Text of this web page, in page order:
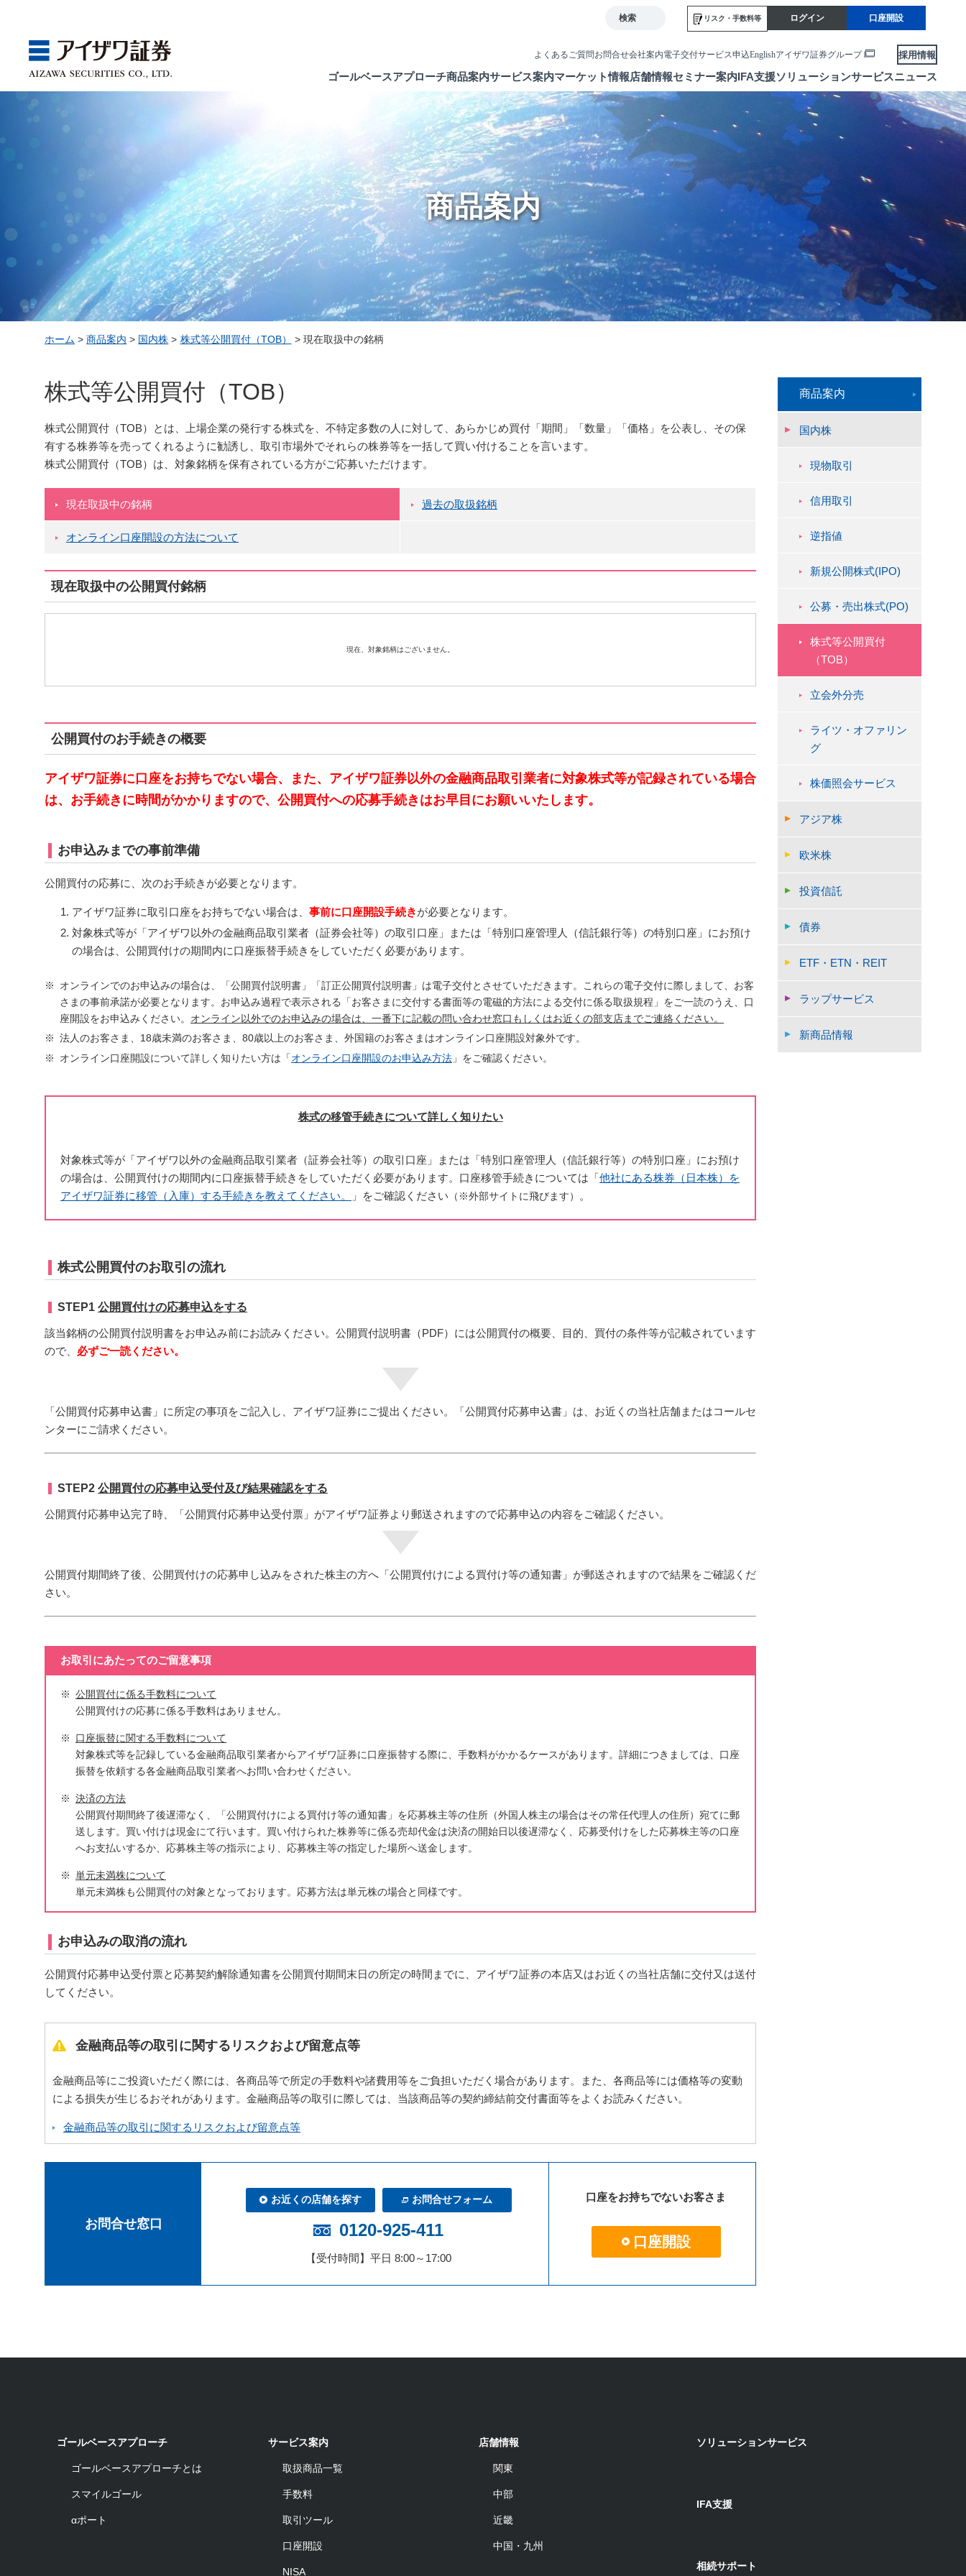
検索 リスク・ 手数料等 ログイン 口座開設
よくあるご質問お問合せ会社案内電子交付サービス申込Englishアイザワ証券グループ 採用情報
ゴールベースアプローチ
GBA
ゴールベースアプローチ
スマイルゴール
αポート
商品案内
Products
欧米株
投資信託
債券
ETF・ETN・REIT
ラップサービス
新商品情報
サービス案内
Service
サービス案内
手数料
取引ツール
口座開設
NISA制度
各種お手続き
便利なサービス
当社サービスのご利用にあたって
マーケット情報
Market
マーケット情報
ベトナム現地情報
店舗情報
Store
近畿
中国・九州
セミナー案内
Seminar
セミナー案内
店舗セミナー情報
IFA支援ソリューションサービスニュース
商品案内
ホーム > 商品案内 > 国内株 > 株式等公開買付（TOB） > 現在取扱中の銘柄
株式等公開買付（TOB）
株式公開買付（TOB）とは、上場企業の発行する株式を、不特定多数の人に対して、あらかじめ買付「期間」「数量」「価格」を公表し、その保
有する株券等を売ってくれるように勧誘し、取引市場外でそれらの株券等を一括して買い付けることを言います。
株式公開買付（TOB）は、対象銘柄を保有されている方がご応募いただけます。
現在取扱中の銘柄 過去の取扱銘柄
オンライン口座開設の方法について
現在取扱中の公開買付銘柄
現在、対象銘柄はございません。
公開買付のお手続きの概要
アイザワ証券に口座をお持ちでない場合、また、アイザワ証券以外の金融商品取引業者に対象株式等が記録されている場合
は、お手続きに時間がかかりますので、公開買付への応募手続きはお早目にお願いいたします。
お申込みまでの事前準備
公開買付の応募に、次のお手続きが必要となります。
アイザワ証券に取引口座をお持ちでない場合は、 事前に口座開設手続きが必要となります。
対象株式等が「アイザワ以外の金融商品取引業者（証券会社等）の取引口座」または「特別口座管理人（信託銀行等）の特別口座」にお預け
の場合は、公開買付けの期間内に口座振替手続きをしていただく必要があります。
オンラインでのお申込みの場合は、「公開買付説明書」「訂正公開買付説明書」は電子交付とさせていただきます。これらの電子交付に際しまして、お客
さまの事前承諾が必要となります。お申込み過程で表示される「お客さまに交付する書面等の電磁的方法による交付に係る取扱規程」をご一読のうえ、口
座開設をお申込みください。 オンライン以外でのお申込みの場合は、一番下に記載の問い合わせ窓口もしくはお近くの部支店までご連絡ください。
法人のお客さま、18歳未満のお客さま、80歳以上のお客さま、外国籍のお客さまはオンライン口座開設対象外です。
オンライン口座開設について詳しく知りたい方は「オンライン口座開設のお申込み方法 」をご確認ください。
株式の移管手続きについて詳しく知りたい
対象株式等が「アイザワ以外の金融商品取引業者（証券会社等）の取引口座」または「特別口座管理人（信託銀行等）の特別口座」にお預け
の場合は、公開買付けの期間内に口座振替手続きをしていただく必要があります。口座移管手続きについては「他社にある株券（日本株）を
アイザワ証券に移管（入庫）する手続きを教えてください。
」をご確認ください （※外部サイトに飛びます） 。
株式公開買付のお取引の流れ
STEP1 公開買付けの応募申込をする
該当銘柄の公開買付説明書をお申込み前にお読みください。公開買付説明書（PDF）には公開買付の概要、目的、買付の条件等が記載されています
ので、 必ずご一読ください。
「公開買付応募申込書」に所定の事項をご記入し、アイザワ証券にご提出ください。「公開買付応募申込書」は、お近くの当社店舗またはコールセ
ンターにご請求ください。
STEP2 公開買付の応募申込受付及び結果確認をする
公開買付応募申込完了時、「公開買付応募申込受付票」がアイザワ証券より郵送されますので応募申込の内容をご確認ください。
公開買付期間終了後、公開買付けの応募申し込みをされた株主の方へ「公開買付けによる買付け等の通知書」が郵送されますので結果をご確認くだ
さい。
お取引にあたってのご留意事項
公開買付に係る手数料について
公開買付けの応募に係る手数料はありません。
口座振替に関する手数料について
対象株式等を記録している金融商品取引業者からアイザワ証券に口座振替する際に、手数料がかかるケースがあります。詳細につきましては、口座
振替を依頼する各金融商品取引業者へお問い合わせください。
決済の方法
公開買付期間終了後遅滞なく、「公開買付けによる買付け等の通知書」を応募株主等の住所（外国人株主の場合はその常任代理人の住所）宛てに郵
送します。買い付けは現金にて行います。買い付けられた株券等に係る売却代金は決済の開始日以後遅滞なく、応募受付けをした応募株主等の口座
へお支払いするか、応募株主等の指示により、応募株主等の指定した場所へ送金します。
単元未満株について
単元未満株も公開買付の対象となっております。応募方法は単元株の場合と同様です。
お申込みの取消の流れ
公開買付応募申込受付票と応募契約解除通知書を公開買付期間末日の所定の時間までに、アイザワ証券の本店又はお近くの当社店舗に交付又は送付
してください。
金融商品等の取引に関するリスクおよび留意点等
金融商品等にご投資いただく際には、各商品等で所定の手数料や諸費用等をご負担いただく場合があります。また、各商品等には価格等の変動
による損失が生じるおそれがあります。金融商品等の取引に際しては、当該商品等の契約締結前交付書面等をよくお読みください。
金融商品等の取引に関するリスクおよび留意点等
お問合せ窓口
お近くの店舗を探す お問合せフォーム
0120-925-411
【受付時間】平日 8:00～17:00
口座をお持ちでないお客さま
口座開設
商品案内
国内株
現物取引
信用取引
逆指値
新規公開株式(IPO)
公募・売出株式(PO)
株式等公開買付
（TOB）
立会外分売
ライツ・オファリン
グ
株価照会サービス
アジア株
欧米株
投資信託
債券
ETF・ETN・REIT
ラップサービス
新商品情報
ゴールベースアプローチ
ゴールベースアプローチとは
スマイルゴール
αポート
サービス案内
取扱商品一覧
手数料
取引ツール
口座開設
NISA
店舗情報
関東
中部
近畿
中国・九州
ソリューションサービス
IFA支援
相続サポート